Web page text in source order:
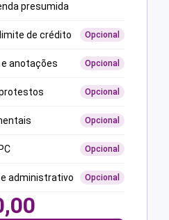
presumida
de crédito Opcional
e anotações Opcional
Opcional
Opcional
Opcional
administrativo Opcional